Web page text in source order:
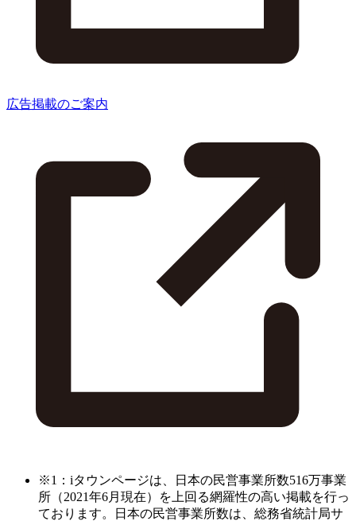
広告掲載のご案内
※1：iタウンページは、日本の民営事業所数516万事業
所（2021年6月現在）を上回る網羅性の高い掲載を行っ
ております。日本の民営事業所数は、総務省統計局サ